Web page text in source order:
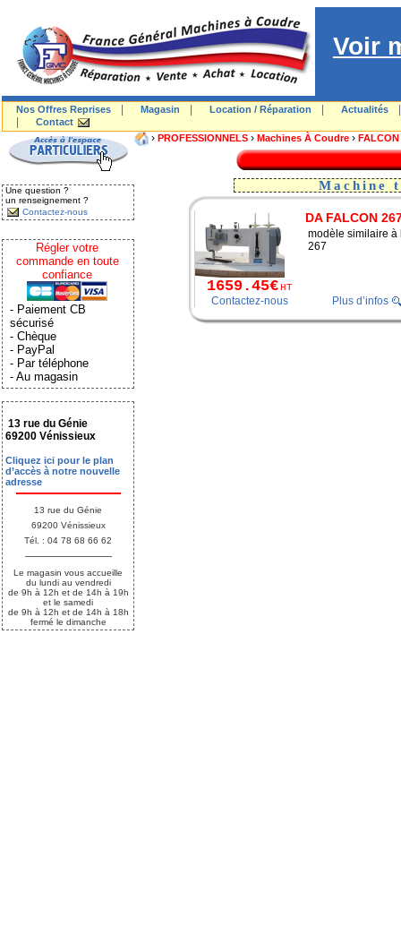
Voir
Nos Offres Reprises Magasin Location / Réparation Actualités
Contact
Une question ?
un renseignement ?
Contactez-nous
Régler votre
commande en toute
confiance
- Paiement CB
sécurisé
- Chèque
- PayPal
- Par téléphone
- Au magasin
13 rue du Génie
69200 Vénissieux
Cliquez ici pour le plan
d’accès à notre nouvelle
adresse
13 rue du Génie
69200 Vénissieux
Tél. : 04 78 68 66 62
Le magasin vous accueille
du lundi au vendredi
de 9h à 12h et de 14h à 19h
et le samedi
de 9h à 12h et de 14h à 18h
fermé le dimanche
› PROFESSIONNELS › Machines À Coudre › FALCON
Machine
DA FALCON
modèle similaire à
267
1659.45€ HT
Contactez-nous Plus d’infos